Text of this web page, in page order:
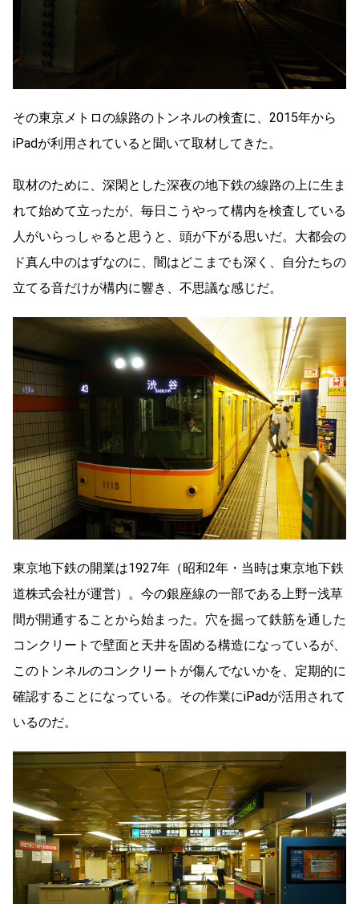
その東京メトロの線路のトンネルの検査に、2015年から
iPadが利用されていると聞いて取材してきた。
取材のために、深閑とした深夜の地下鉄の線路の上に生ま
れて始めて立ったが、毎日こうやって構内を検査している
人がいらっしゃると思うと、頭が下がる思いだ。大都会の
ド真ん中のはずなのに、闇はどこまでも深く、自分たちの
立てる音だけが構内に響き、不思議な感じだ。
東京地下鉄の開業は1927年（昭和2年・当時は東京地下鉄
道株式会社が運営）。今の銀座線の一部である上野―浅草
間が開通することから始まった。穴を掘って鉄筋を通した
コンクリートで壁面と天井を固める構造になっているが、
このトンネルのコンクリートが傷んでないかを、定期的に
確認することになっている。その作業にiPadが活用されて
いるのだ。